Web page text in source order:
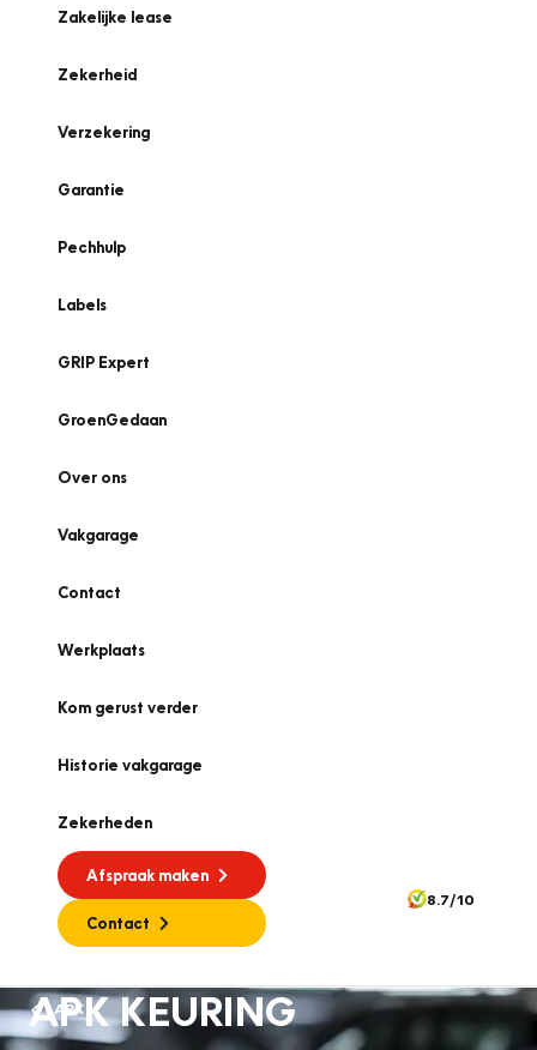
Zakelijke lease
Zekerheid
Verzekering
Garantie
Pechhulp
Labels
GRIP Expert
GroenGedaan
Over ons
Vakgarage
Contact
Werkplaats
Kom gerust verder
Historie vakgarage
Zekerheden
Afspraak maken
Contact
8.7/10
APK
APK KEURING